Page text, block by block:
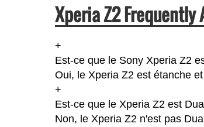
Xperia Z2 Frequently
+
Est-ce que le Sony Xperia Z2
Oui, le Xperia Z2 est étanche
+
Est-ce que le Xperia Z2 est
Non, le Xperia Z2 n'est pas